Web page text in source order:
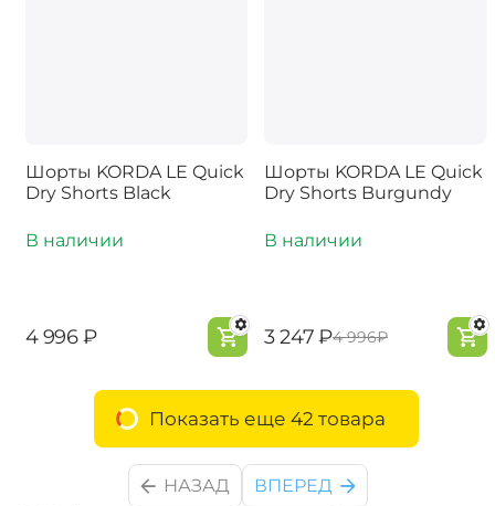
Шорты KORDA LE Quick
Dry Shorts Black
В наличии
‍4 996‍₽
Шорты KORDA LE Quick
Dry Shorts Burgundy
В наличии
‍3 247‍₽‍4 996‍₽
Показать еще 42 товара
НАЗАД ВПЕРЕД